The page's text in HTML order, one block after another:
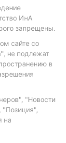
ИнА
запрещены.
сайте со
не подлежат
в
"Новости
"Позиция",
на